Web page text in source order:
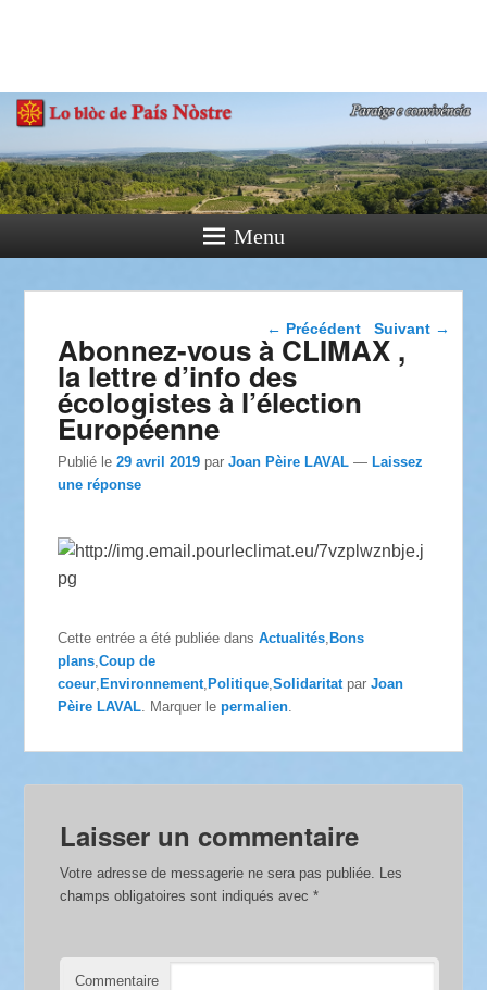
Paratge e Convivència
Menu
Navigation dans les
← Précédent Suivant →
Abonnez-vous à CLIMAX ,
la lettre d’info des
écologistes à l’élection
Européenne
Publié le29 avril 2019 parJoan Pèire LAVAL —Laissez
une réponse
Cette entrée a été publiée dansActualités Bons
plans ,Coup de
coeur Environnement Politique ,Solidaritat parJoan
Pèire LAVAL . Marquer lepermalien
Laisser un commentaire
Votre adresse de messagerie ne sera pas publiée.
Les
champs obligatoires sont indiqués avec*
Commentaire